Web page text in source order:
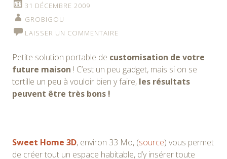
31 DÉCEMBRE 2009
GROBIGOU
LAISSER UN COMMENTAIRE
Petite solution portable de customisation de votre
future maison ! C’est un peu gadget, mais si on se
tortille un peu à vouloir bien y faire, les résultats
peuvent être très bons !
Sweet Home 3D, environ 33 Mo, (source) vous permet
de créer tout un espace habitable, d’y insérer toute